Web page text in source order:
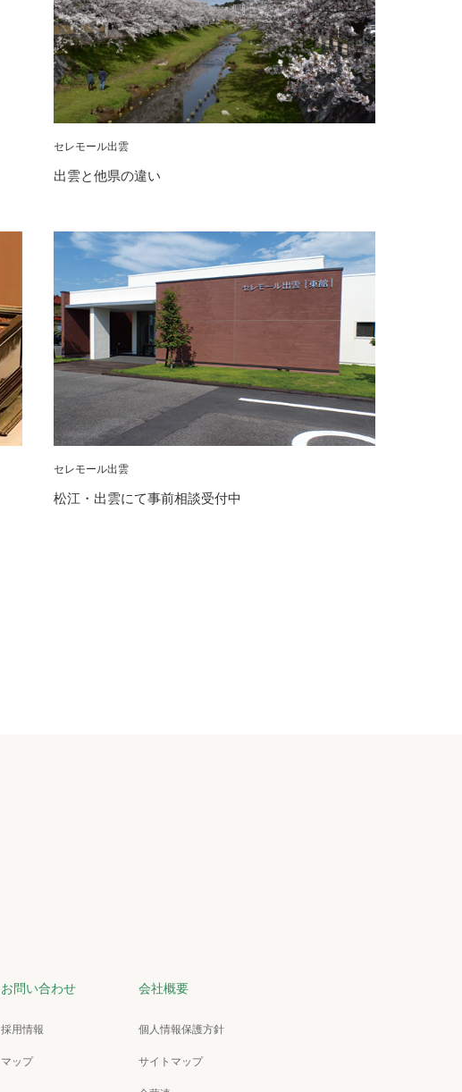
セレモール出雲
出雲と他県の違い
セレモール出雲
松江・出雲にて事前相談受付中
お問い合わせ
採用情報
マップ
会社概要
個人情報保護方針
サイトマップ